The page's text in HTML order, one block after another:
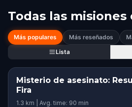
Todas las misiones
Más populares Más reseñados
Lista
Misterio de asesinato:
Fira
1.3 km | Avg. time: 90 min